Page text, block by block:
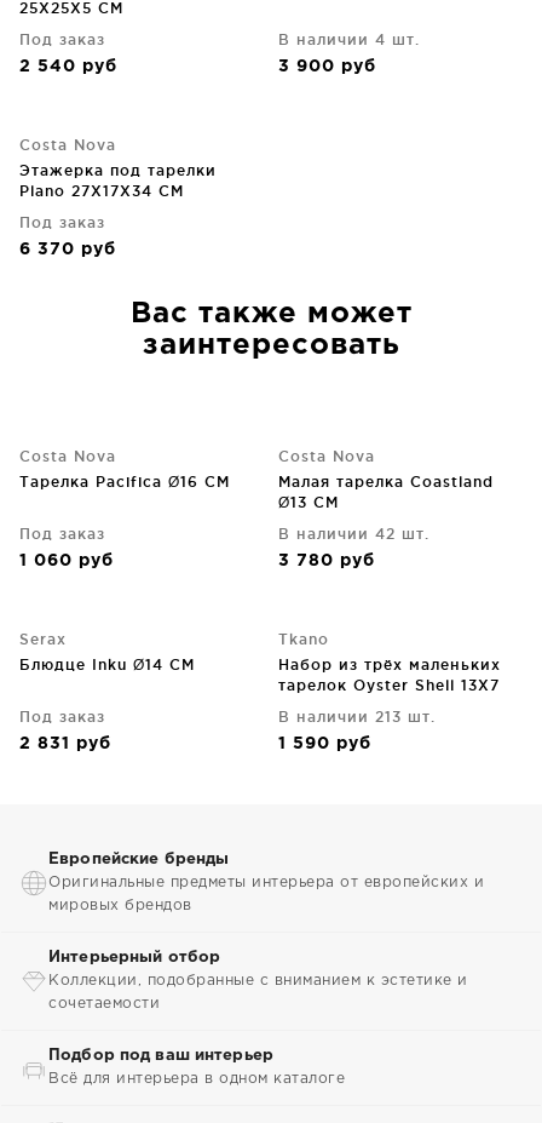
25X25X5 CM
Под заказ
2 540 руб
В наличии 4 шт.
3 900 руб
Costa Nova
Этажерка под тарелки
Plano 27X17X34 CM
Под заказ
6 370 руб
Вас также может
заинтересовать
Costa Nova
Тарелка Pacifica Ø16 CM
Под заказ
1 060 руб
Costa Nova
Малая тарелка Coastland
Ø13 CM
В наличии 42 шт.
3 780 руб
Serax
Блюдце Inku Ø14 CM
Под заказ
2 831 руб
Tkano
Набор из трёх маленьких
тарелок Oyster Shell 13X7
В наличии 213 шт.
1 590 руб
Европейские бренды
Оригинальные предметы интерьера от европейских и
мировых брендов
Интерьерный отбор
Коллекции, подобранные с вниманием к эстетике и
сочетаемости
Подбор под ваш интерьер
Всё для интерьера в одном каталоге